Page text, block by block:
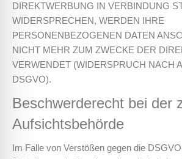
DIREKTWERBUNG IN VERBINDUNG
WIDERSPRECHEN, WERDEN IHRE
PERSONENBEZOGENEN DATEN
NICHT MEHR ZUM ZWECKE DER
VERWENDET (WIDERSPRUCH NACH
DSGVO).
Beschwerde­recht bei der
Aufsichts­behörde
Im Falle von Verstößen gegen die